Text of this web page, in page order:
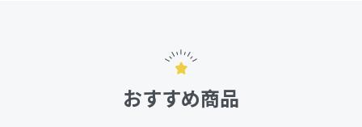
おすすめ商品